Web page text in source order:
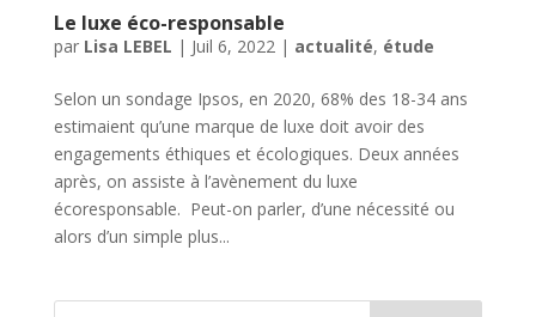
Le luxe éco-responsable
par Lisa LEBEL | Juil 6, 2022| actualité, étude
Selon un sondage Ipsos, en 2020, 68% des 18-34 ans
estimaient qu’une marque de luxe doit avoir des
engagements éthiques et écologiques. Deux années
après, on assiste à l’avènement du luxe
écoresponsable. Peut-on parler, d’une nécessité ou
alors d’un simple plus...